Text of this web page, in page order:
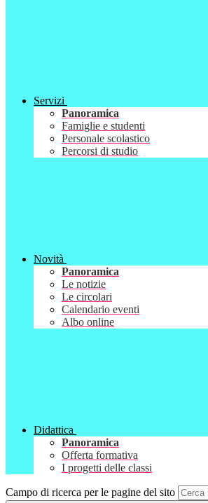
Servizi
Panoramica
Famiglie e studenti
Personale scolastico
Percorsi di studio
Novità
Panoramica
Le notizie
Le circolari
Calendario eventi
Albo online
Didattica
Panoramica
Offerta formativa
I progetti delle classi
Campo di ricerca per le pagine del sito